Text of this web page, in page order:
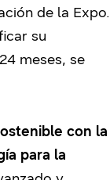
de la Expo.
su
meses, se
con la
para la